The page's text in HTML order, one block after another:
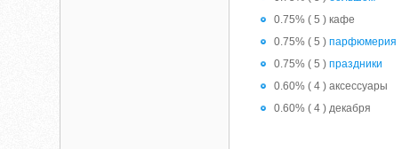
0.75% ( 5 ) кафе
0.75% ( 5 )парфюмерия
0.75% ( 5 )праздники
0.60% ( 4 ) аксессуары
0.60% ( 4 ) декабря